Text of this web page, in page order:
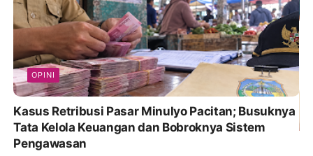
OPINI
Kasus Retribusi Pasar Minulyo Pacitan; Busuknya
Tata Kelola Keuangan dan Bobroknya Sistem
Pengawasan